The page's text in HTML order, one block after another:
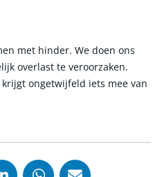
met hinder. We doen ons
overlast te veroorzaken.
ongetwijfeld iets mee van